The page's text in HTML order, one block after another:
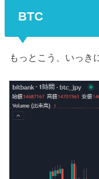
BTC
もっとこう、いっき